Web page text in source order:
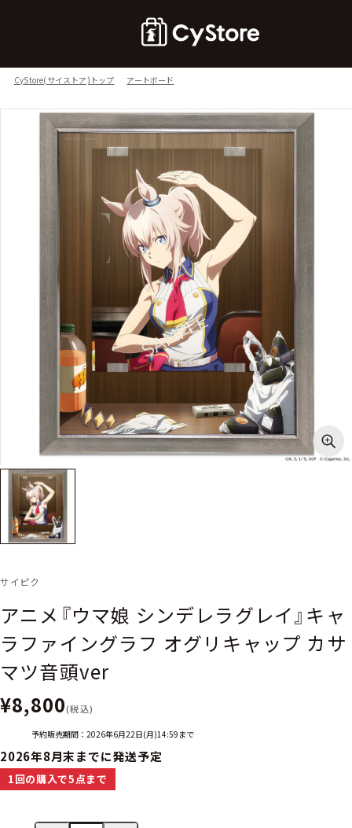
CyStore(サイストア)トップ アートボード
サイピク
アニメ『ウマ娘 シンデレラグレイ』キャ
ラファイングラフ オグリキャップ カサ
マツ音頭ver
¥8,800(税込)
予約販売期間：2026年6月22日(月)14:59まで
2026年8月末までに発送予定
1回の購入で5点まで